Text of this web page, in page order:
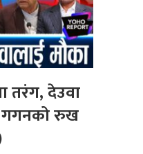
तरंग, देउवा
गगनको रुख